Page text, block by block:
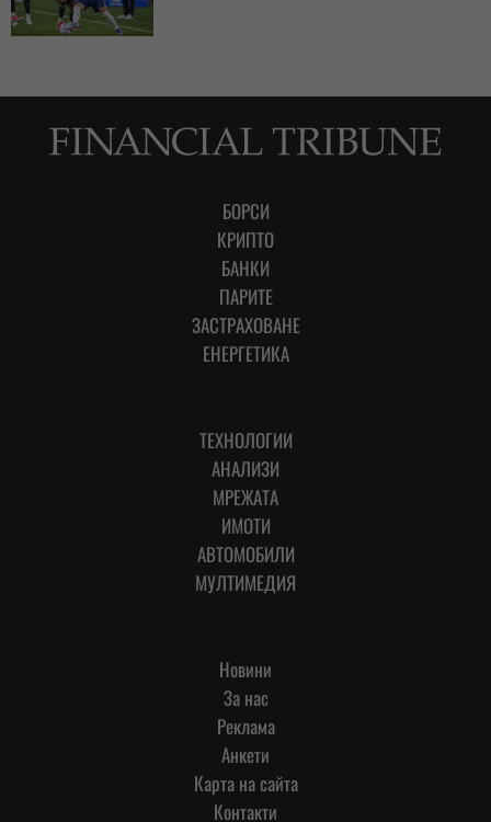
БОРСИ
КРИПТО
БАНКИ
ПАРИТЕ
ЗАСТРАХОВАНЕ
ЕНЕРГЕТИКА
ТЕХНОЛОГИИ
АНАЛИЗИ
МРЕЖАТА
ИМОТИ
АВТОМОБИЛИ
МУЛТИМЕДИЯ
Новини
За нас
Реклама
Анкети
Карта на сайта
Контакти